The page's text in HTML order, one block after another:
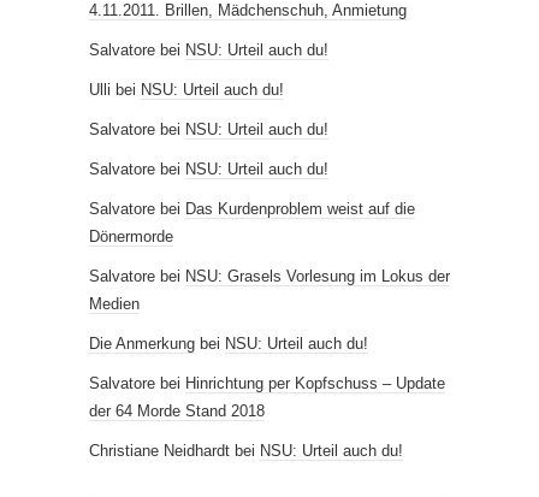
4.11.2011. Brillen, Mädchenschuh, Anmietung
Salvatore bei NSU: Urteil auch du!
Ulli bei NSU: Urteil auch du!
Salvatore bei NSU: Urteil auch du!
Salvatore bei NSU: Urteil auch du!
Salvatore bei Das Kurdenproblem weist auf die
Dönermorde
Salvatore bei NSU: Grasels Vorlesung im Lokus der
Medien
Die Anmerkung bei NSU: Urteil auch du!
Salvatore bei Hinrichtung per Kopfschuss – Update
der 64 Morde Stand 2018
Christiane Neidhardt bei NSU: Urteil auch du!